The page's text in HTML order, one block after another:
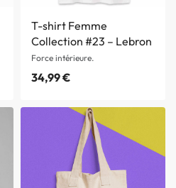
T-shirt Femme
Collection #23 – Lebron
Force intérieure.
34,99€